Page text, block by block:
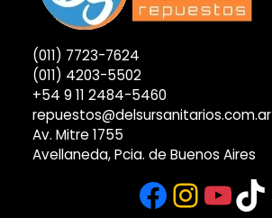
(011) 7723-7624
(011) 4203-5502
+54 9 11 2484-5460
repuestos@delsursanitarios.com.ar
Av. Mitre 1755
Avellaneda, Pcia. de Buenos Aires